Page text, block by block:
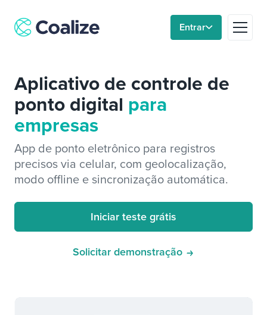
Entrar
Relógios de ponto
Soluções
Blog
Área do gestor
Aplicativo de controle de
ponto digital para
empresas
App de ponto eletrônico para registros
precisos via celular, com geolocalização,
modo offline e sincronização automática.
Iniciar teste grátis
Solicitar demonstração